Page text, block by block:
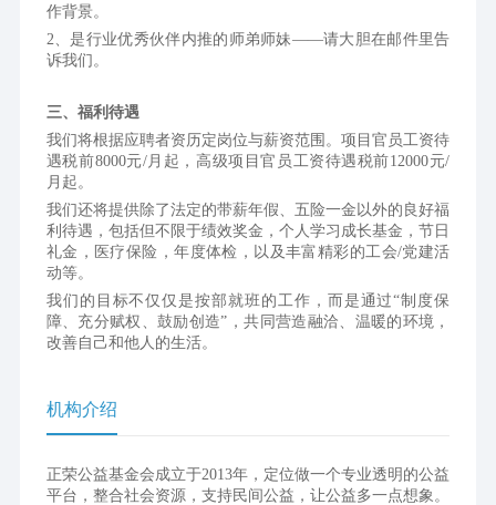
作背景。
2、是行业优秀伙伴内推的师弟师妹——请大胆在邮件里告
诉我们。
三、福利待遇
我们将根据应聘者资历定岗位与薪资范围。项目官员工资待
遇税前8000元/月起，高级项目官员工资待遇税前12000元/
月起。
我们还将提供除了法定的带薪年假、五险一金以外的良好福
利待遇，包括但不限于绩效奖金，个人学习成长基金，节日
礼金，医疗保险，年度体检，以及丰富精彩的工会/党建活
动等。
我们的目标不仅仅是按部就班的工作，而是通过“制度保
障、充分赋权、鼓励创造”，共同营造融洽、温暖的环境，
改善自己和他人的生活。
机构介绍
正荣公益基金会成立于2013年，定位做一个专业透明的公益
平台，整合社会资源，支持民间公益，让公益多一点想象。